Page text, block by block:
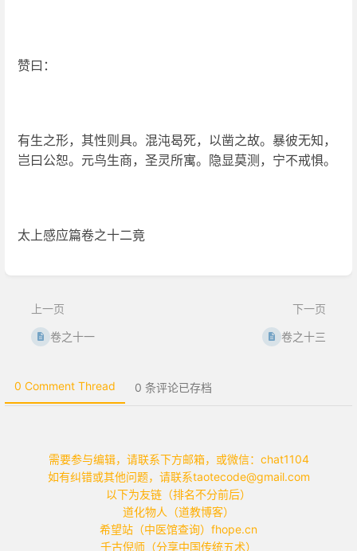
赞曰：
有生之形，其性则具。混沌曷死，以凿之故。暴彼无知，
岂曰公恕。元鸟生商，圣灵所寓。隐显莫测，宁不戒惧。
太上感应篇卷之十二竟
选
式
上一页
卷之十一
下一页
卷之十三
0 Comment Thread 0 条评论已存档
需要参与编辑，请联系下方邮箱，或微信：chat1104
如有纠错或其他问题，请联系taotecode@gmail.com
以下为友链（排名不分前后）
道化物人（道教博客）
希望站（中医馆查询）fhope.cn
千古倪师（分享中国传统五术）